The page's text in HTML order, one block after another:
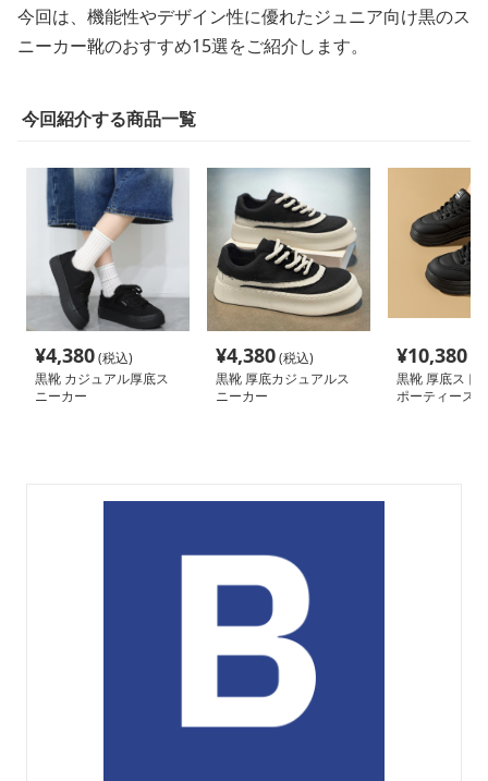
今回は、機能性やデザイン性に優れたジュニア向け黒のス
ニーカー靴のおすすめ15選をご紹介します。
今回紹介する商品一覧
¥4,380(税込)
黒靴 カジュアル厚底ス
ニーカー
¥4,380(税込)
黒靴 厚底カジュアルス
ニーカー
¥10,380
黒靴 厚底スト
ポーティース